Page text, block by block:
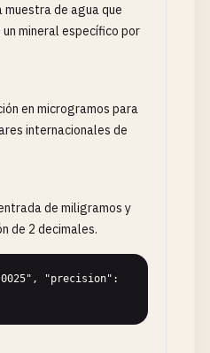
muestra de agua que
mineral específico por
en microgramos para
internacionales de
de miligramos y
de 2 decimales.
"precision":